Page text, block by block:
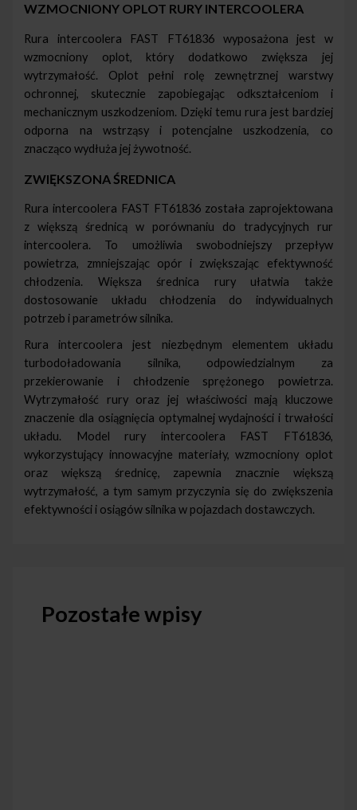
WZMOCNIONY OPLOT RURY INTERCOOLERA
Rura intercoolera FAST FT61836 wyposażona jest w
wzmocniony oplot, który dodatkowo zwiększa jej
wytrzymałość. Oplot pełni rolę zewnętrznej warstwy
ochronnej, skutecznie zapobiegając odkształceniom i
mechanicznym uszkodzeniom. Dzięki temu rura jest bardziej
odporna na wstrząsy i potencjalne uszkodzenia, co
znacząco wydłuża jej żywotność.
ZWIĘKSZONA ŚREDNICA
Rura intercoolera FAST FT61836 została zaprojektowana
z większą średnicą w porównaniu do tradycyjnych rur
intercoolera. To umożliwia swobodniejszy przepływ
powietrza, zmniejszając opór i zwiększając efektywność
chłodzenia. Większa średnica rury ułatwia także
dostosowanie układu chłodzenia do indywidualnych
potrzeb i parametrów silnika.
Rura intercoolera jest niezbędnym elementem układu
turbodoładowania silnika, odpowiedzialnym za
przekierowanie i chłodzenie sprężonego powietrza.
Wytrzymałość rury oraz jej właściwości mają kluczowe
znaczenie dla osiągnięcia optymalnej wydajności i trwałości
układu. Model rury intercoolera FAST FT61836,
wykorzystujący innowacyjne materiały, wzmocniony oplot
oraz większą średnicę, zapewnia znacznie większą
wytrzymałość, a tym samym przyczynia się do zwiększenia
efektywności i osiągów silnika w pojazdach dostawczych.
Pozostałe wpisy